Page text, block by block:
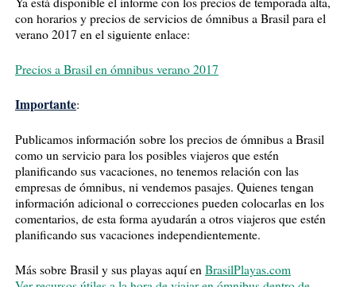
con horarios y precios de servicios de ómnibus a Brasil para el
verano 2017 en el siguiente enlace:
Precios a Brasil en ómnibus verano 2017
Importante:
Publicamos información sobre los precios de ómnibus a Brasil
como un servicio para los posibles viajeros que estén
planificando sus vacaciones, no tenemos relación con las
empresas de ómnibus, ni vendemos pasajes. Quienes tengan
información adicional o correcciones pueden colocarlas en los
comentarios, de esta forma ayudarán a otros viajeros que estén
planificando sus vacaciones independientemente.
Más sobre Brasil y sus playas aquí en BrasilPlayas.com